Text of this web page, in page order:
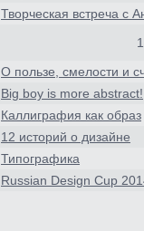
Творческая встреча с
О пользе, смелости и
Big boy is more abstract!
Каллиграфия как образ
12 историй о дизайне
Типографика
Russian Design Cup